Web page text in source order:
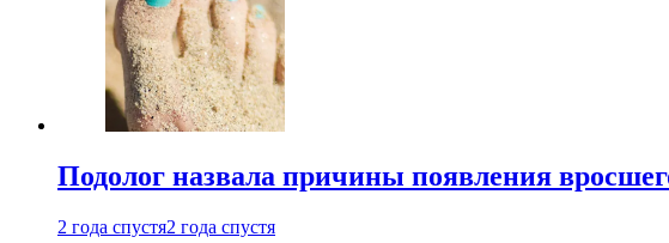
Подолог назвала причины появления
2 года спустя2 года спустя